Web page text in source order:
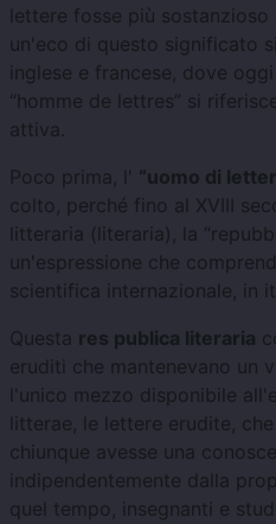
lettere fosse più
un'eco di questo significato
inglese e francese, dove
“homme de lettres” si
attiva.
Poco prima, l' “uomo di
colto, perché fino al XVIII
litteraria (literaria), la
un'espressione che
scientifica internazionale, in
Questa res publica literaria
eruditi che mantenevano un
l'unico mezzo disponibile
litterae, le lettere erudite,
chiunque avesse una
indipendentemente dalla
quel tempo, insegnanti e